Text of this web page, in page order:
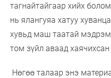
тагнайтайгаар хийх
нь ялангуяа хатуу
хувьд маш таатай
том зүйл аваад
Нөгөө талаар энэ